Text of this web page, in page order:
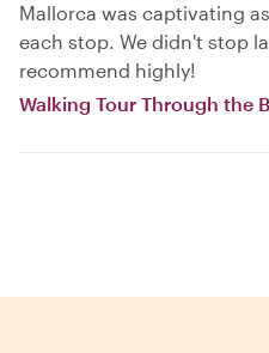
Mallorca was captivating
each stop. We didn't stop
recommend highly!
Walking Tour Through the